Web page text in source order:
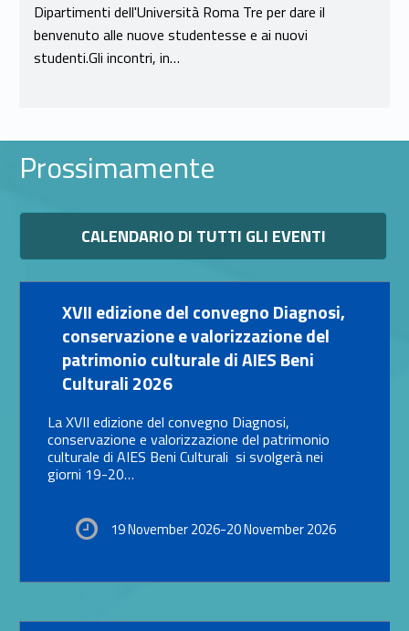
Dipartimenti dell'Università Roma Tre per dare il
benvenuto alle nuove studentesse e ai nuovi
studenti.Gli incontri, in…
Prossimamente
Link identifier #identifier__1843-11
CALENDARIO DI TUTTI GLI EVENTI
XVII edizione del convegno Diagnosi,
conservazione e valorizzazione del
patrimonio culturale di AIES Beni
Culturali 2026
La XVII edizione del convegno Diagnosi,
conservazione e valorizzazione del patrimonio
culturale di AIES Beni Culturali si svolgerà nei
giorni 19-20…
19 November 2026-20 November 2026